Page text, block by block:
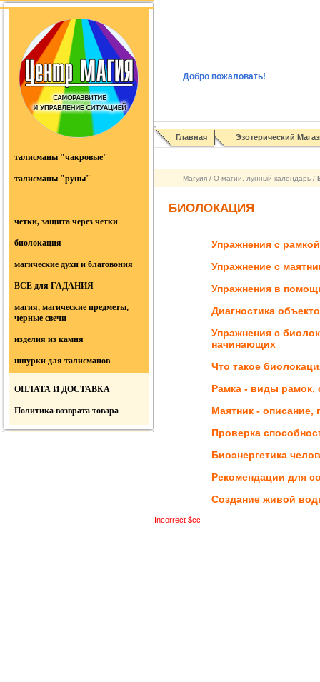
талисманы "чакровые"
талисманы "руны"
четки, защита через четки
биолокация
магические духи и благовония
ВСЕ для ГАДАНИЯ
магия, магические предметы,
черные свечи
изделия из камня
шнурки для талисманов
ОПЛАТА И ДОСТАВКА
Политика возврата товара
Добро пожаловать!
Главная Эзотерический
Магуия / О магии, лунный календарь /
БИОЛОКАЦИЯ
Упражнения с рамкой
Упражнение с
Упражнения в
Диагностика
Упражнения с
начинающих
Что такое
Рамка - виды рамок,
Маятник - описание,
Проверка
Биоэнергетика
Рекомендации для
Создание живой
Incorrect $cc